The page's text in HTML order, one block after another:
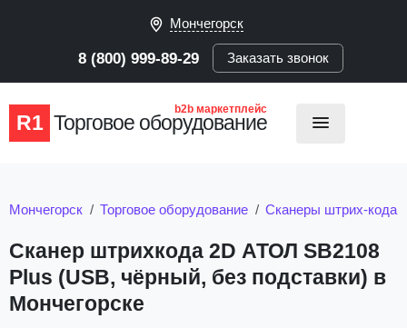
Мончегорск
8 (800) 999-89-29 Заказать звонок
R1 Торговое оборудование
b2b маркетплейс
Мончегорск Торговое оборудование Сканеры штрих-кода
Сканер штрихкода 2D АТОЛ SB2108
Plus (USB, чёрный, без подставки) в
Мончегорске